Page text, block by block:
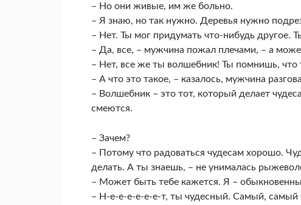
– Но они живые, им же больно.
– Я знаю, но так нужно. Деревья нужно
– Нет. Ты мог придумать что-нибудь другое.
– Да, все, – мужчина пожал плечами, – а
– Нет, все же ты волшебник! Ты помнишь, что
– А что это такое, – казалось, мужчина
– Волшебник – это тот, который делает
смеются.
– Зачем?
– Потому что радоваться чудесам хорошо.
делать. А ты знаешь, – не унималась
– Может быть тебе кажется. Я –
– Н-е-е-е-е-е-е-т, ты чудесный. Самый, самый